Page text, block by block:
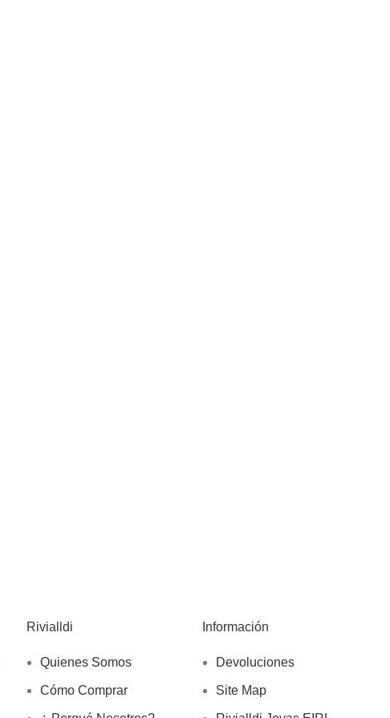
Rivialldi
Quienes Somos
Cómo Comprar
Información
Devoluciones
Site Map